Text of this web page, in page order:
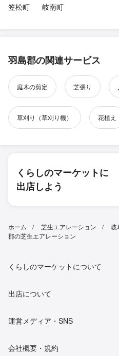
笠松町
岐南町
羽島郡の関連サービス
庭木の剪定 芝張り
草刈り（草刈り機） 花植え
くらしのマーケットに
出店しよう
ホーム 芝生エアレーション 岐
郡の芝生エアレーション
くらしのマーケットについて
出店について
運営メディア・SNS
会社概要・規約